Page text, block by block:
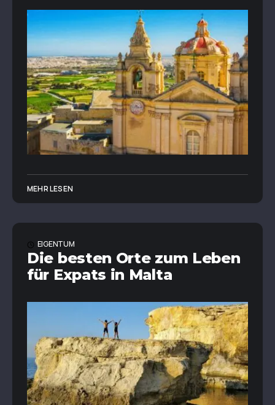
MEHR LESEN
EIGENTUM
Die besten Orte zum Leben
für Expats in Malta